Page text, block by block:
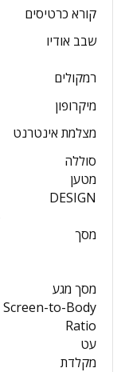
קורא כרטיסים
שבב אודיו
רמקולים
מיקרופון
מצלמת אינטרנט
סוללה
מטען
DESIGN
מסך
מסך מגע
Screen-to-Body
Ratio
עט
מקלדת